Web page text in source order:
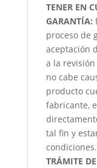
TENER EN
GARANTÍA:
proceso de
aceptación
a la
no cabe
producto
fabricante,
tal fin y
condiciones.
TRÁMITE